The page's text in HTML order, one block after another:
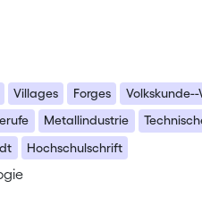
Villages Forges
Metallindustrie
Hochschulschrift